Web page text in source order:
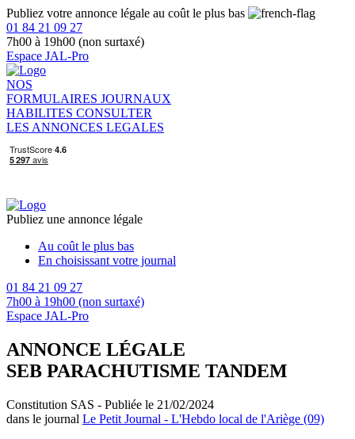
Publiez votre annonce légale au coût le plus bas
01 84 21 09 27
7h00 à 19h00 (non surtaxé)
Espace JAL-Pro
NOS
FORMULAIRES JOURNAUX
HABILITES CONSULTER
LES ANNONCES LEGALES
Publiez une annonce légale
Au coût le plus bas
En choisissant votre journal
01 84 21 09 27
7h00 à 19h00 (non surtaxé)
Espace JAL-Pro
ANNONCE LÉGALE
SEB PARACHUTISME TANDEM
Constitution SAS - Publiée le 21/02/2024
dans le journal Le Petit Journal - L'Hebdo local de l'Ariège (09)